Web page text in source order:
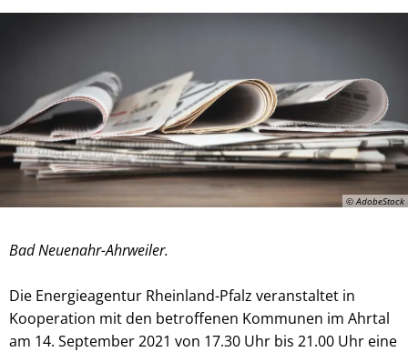
© AdobeStock
Bad Neuenahr-Ahrweiler.
Die Energieagentur Rheinland-Pfalz veranstaltet in
Kooperation mit den betroffenen Kommunen im Ahrtal
am 14. September 2021 von 17.30 Uhr bis 21.00 Uhr eine